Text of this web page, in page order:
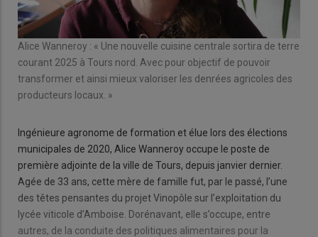
Alice Wanneroy : « Une nouvelle cuisine centrale sortira de terre
courant 2025 à Tours nord. Avec pour objectif de pouvoir
transformer et ainsi mieux valoriser les denrées agricoles des
producteurs locaux. »
Ingénieure agronome de formation et élue lors des élections
municipales de 2020, Alice Wanneroy occupe le poste de
première adjointe de la ville de Tours, depuis janvier dernier.
Agée de 33 ans, cette mère de famille fut, par le passé, l’une
des têtes pensantes du projet Vinopôle sur l’exploitation du
lycée viticole d’Amboise. Dorénavant, elle s’occupe, entre
autres, de la conduite des politiques alimentaires pour la